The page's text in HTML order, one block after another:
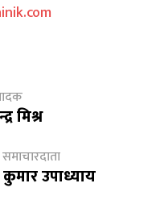
मिश्र
उपाध्याय